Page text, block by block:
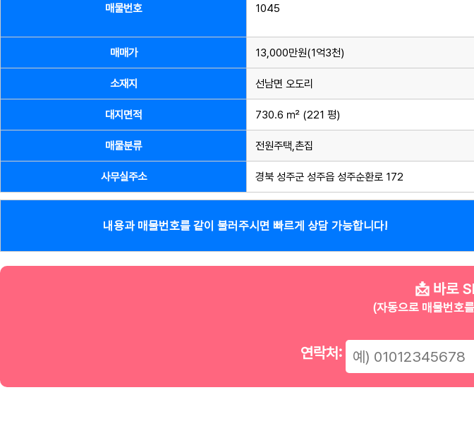
매물번호 1045
매매가 13,000만원(1억3천)
소재지 선남면 오도리
대지면적 730.6 ㎡ (221 평)
매물분류 전원주택,촌집
사무실주소 경북 성주군 성주읍 성주순환로 172
내용과 매물번호를 같이 불러주시면 빠르게 상담 가능합니다!
📩 바로
(자동으로 매물번호
연락처: